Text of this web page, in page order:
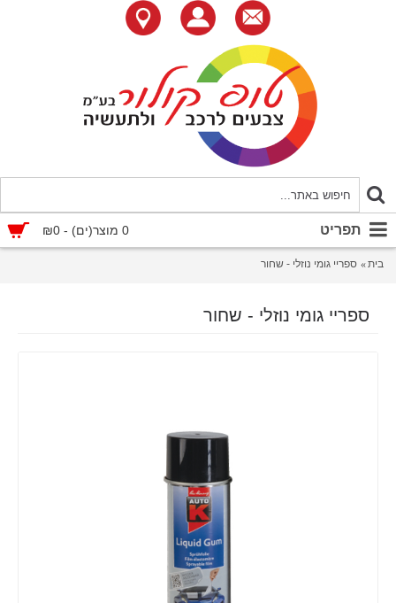
0 מוצר(ים) - ₪0 תפריט
בית ספריי גומי נוזלי - שחור
ספריי גומי נוזלי - שחור